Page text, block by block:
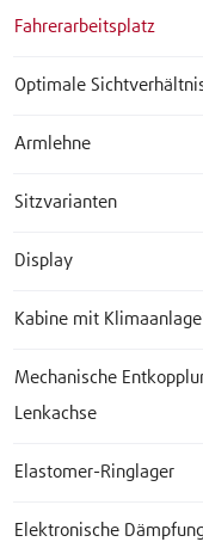
Fahrerarbeitsplatz
Optimale
Armlehne
Sitzvarianten
Display
Kabine mit
Mechanische
Lenkachse
Elastomer-Ringlager
Elektronische